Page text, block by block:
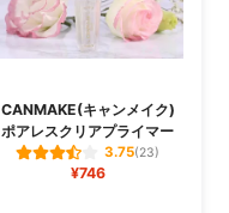
CANMAKE(キャンメイク)
ポアレスクリアプライマー
3.75(23)
¥746